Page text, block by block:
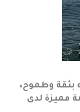
بثقة وطموح،
مميزة لدى